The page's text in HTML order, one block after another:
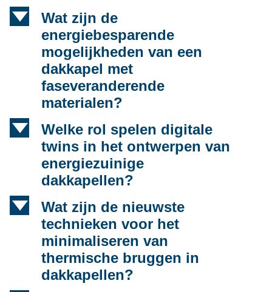
d
Wat zijn de
energiebesparende
mogelijkheden van een
dakkapel met
faseveranderende
materialen?
d
Welke rol spelen digitale
twins in het ontwerpen van
energiezuinige
dakkapellen?
d
Wat zijn de nieuwste
technieken voor het
minimaliseren van
thermische bruggen in
dakkapellen?